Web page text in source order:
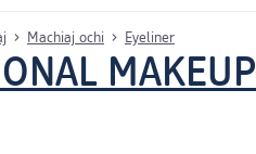
Machiaj ochi Eyeliner
MAKEUP